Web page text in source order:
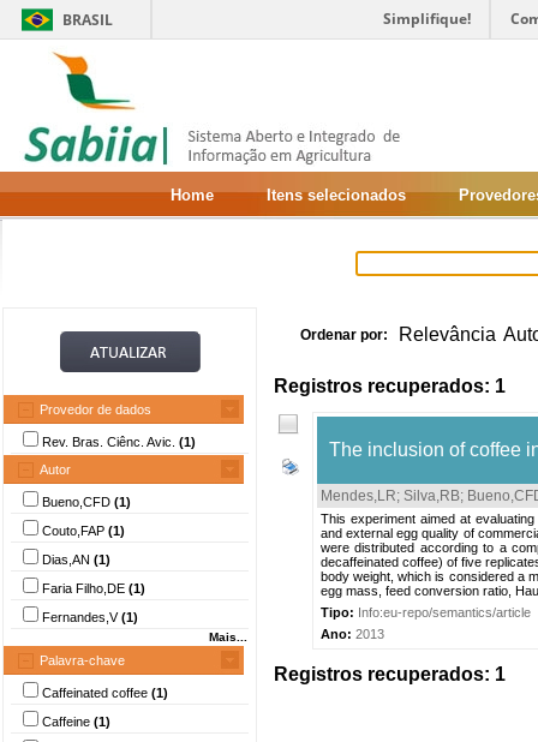
BRASIL Simplifique!
Home Itens selecionados
Provedor de dados
Rev. Bras. Ciênc. Avic. (1)
Autor
Bueno,CFD (1)
Couto,FAP (1)
Dias,AN (1)
Faria Filho,DE (1)
Fernandes,V(1)
Mais...
Palavra-chave
Caffeinated coffee (1)
Caffeine (1)
Ordenar por: Relevância
Registros recuperados: 1
The inclusion of coffee
Mendes,LR; Silva,RB;
This experiment aimed at
and external egg quality of
were distributed according to a
decaffeinated coffee) of five
body weight, which is considered a
egg mass, feed conversion ratio,
Tipo: Info:eu-repo/semantics/article
Ano: 2013
Registros recuperados: 1